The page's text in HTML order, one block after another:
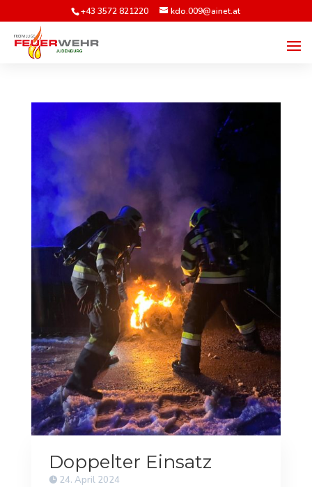
+43 3572 821220 kdo.009@ainet.at
Doppelter Einsatz
24. April 2024